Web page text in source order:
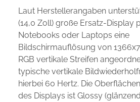
Laut Herstellerangaben
(14,0 Zoll) große Ersatz-Display
Notebooks oder Laptops eine
Bildschirmauflösung von
RGB vertikale Streifen
typische vertikale
hierbei 60 Hertz. Die
des Displays ist Glossy